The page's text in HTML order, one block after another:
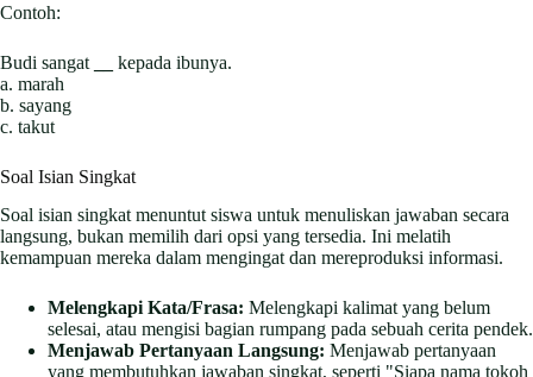
Contoh:
Budi sangat
kepada ibunya.
a. marah
b. sayang
c. takut
Soal Isian Singkat
Soal isian singkat menuntut siswa untuk menuliskan jawaban secara
langsung, bukan memilih dari opsi yang tersedia. Ini melatih
kemampuan mereka dalam mengingat dan mereproduksi informasi.
Melengkapi Kata/Frasa: Melengkapi kalimat yang belum
selesai, atau mengisi bagian rumpang pada sebuah cerita pendek.
Menjawab Pertanyaan Langsung: Menjawab pertanyaan
yang membutuhkan jawaban singkat, seperti "Siapa nama tokoh